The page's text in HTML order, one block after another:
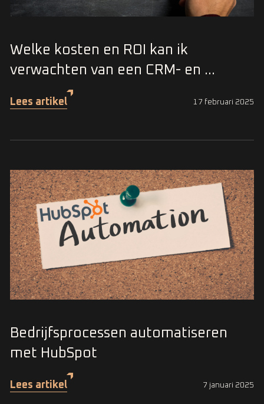
Welke kosten en ROI kan ik
verwachten van een CRM- en ...
Lees artikel 17 februari 2025
Bedrijfsprocessen automatiseren
met HubSpot
Lees artikel 7 januari 2025